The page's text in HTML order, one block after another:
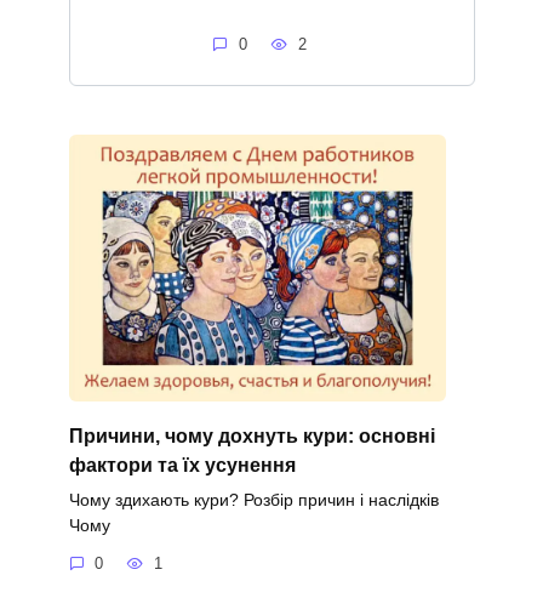
0 2
Причини, чому дохнуть кури: основні
фактори та їх усунення
Чому здихають кури? Розбір причин і наслідків
Чому
0 1